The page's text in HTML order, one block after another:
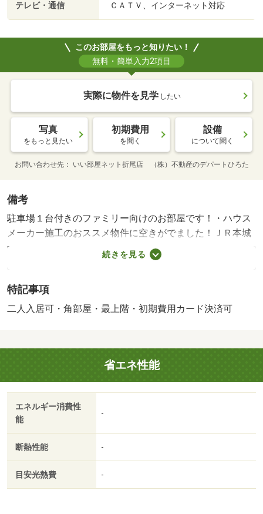
テレビ・通信 ＣＡＴＶ、インターネット対応
このお部屋をもっと知りたい！
無料・簡単入力2項目
実際に物件を見学 したい
写真
をもっと見たい
初期費用
を聞く
設備
について聞く
お問い合わせ先 いい部屋ネット折尾店 （株）不動産のデパートひろた
備考
駐車場１台付きのファミリー向けのお部屋です！・ハウス
メーカー施工のおススメ物件に空きがでました！ＪＲ本城
駅まで徒歩で行けます！周辺にはスーパーやコンビニ等も
あって便利な住環境！駐車場１台付き、ぜひお問い合わせ
数料：４１，８００円/火災保険料 20000円
続きを見る
特記事項
二人入居可・角部屋・最上階・初期費用カード決済可
省エネ性能
エネルギー消費性
能
-
断熱性能 -
目安光熱費 -